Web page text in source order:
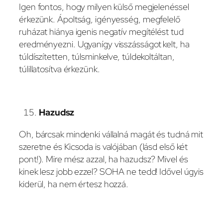
Igen fontos, hogy milyen külső megjelenéssel
érkezünk. Ápoltság, igényesség, megfelelő
ruházat hiánya igenis negatív megítélést tud
eredményezni. Ugyanígy visszásságot kelt, ha
túldíszítetten, túlsminkelve, túldekoltáltan,
túlillatosítva érkezünk.
Hazudsz
Oh, bárcsak mindenki vállalná magát és tudná mit
szeretne és Kicsoda is valójában (lásd első két
pont!). Mire mész azzal, ha hazudsz? Mivel és
kinek lesz jobb ezzel? SOHA ne tedd! Idővel úgyis
kiderül, ha nem értesz hozzá.